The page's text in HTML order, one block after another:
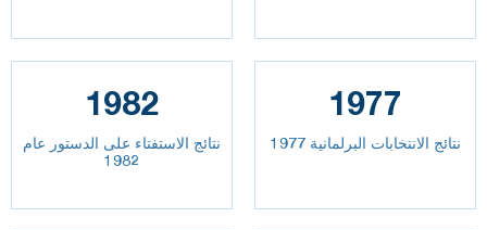
1982
نتائج الاستفتاء على الدستور عام
1982
1977
نتائج الانتخابات البرلمانية 1977